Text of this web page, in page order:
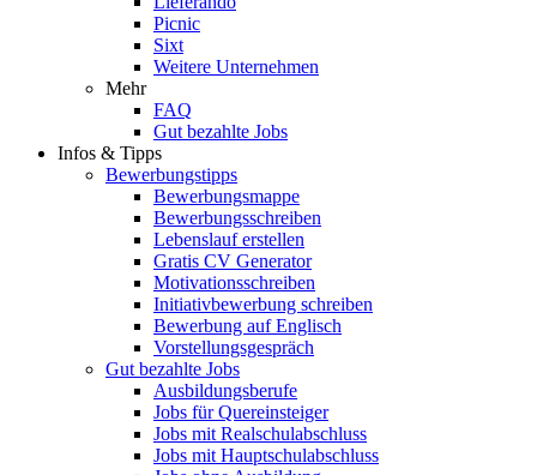
Picnic
Sixt
Weitere Unternehmen
Mehr
FAQ
Gut bezahlte Jobs
Infos & Tipps
Bewerbungstipps
Bewerbungsmappe
Bewerbungsschreiben
Lebenslauf erstellen
Gratis CV Generator
Motivationsschreiben
Initiativbewerbung schreiben
Bewerbung auf Englisch
Vorstellungsgespräch
Gut bezahlte Jobs
Ausbildungsberufe
Jobs für Quereinsteiger
Jobs mit Realschulabschluss
Jobs mit Hauptschulabschluss